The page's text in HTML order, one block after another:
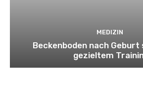
MEDIZIN
Beckenboden nach
gezieltem